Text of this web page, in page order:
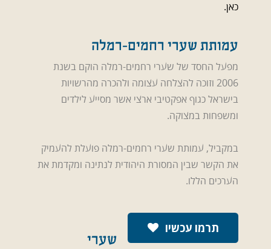
כאן.
עמותת שערי רחמים-רמלה
מפעל החסד של שערי רחמים-רמלה הוקם בשנת
2006 וזוכה להצלחה עצומה ולהכרה מהרשויות
בישראל כגוף אפקטיבי ארצי אשר מסייע לילדים
ומשפחות במצוקה.
במקביל, עמותת שערי רחמים-רמלה פועלת להעמיק
את הקשר שבין המסורת היהודית לנתינה ומקדמת את
הערכים הללו.
תרמו עכשיו
שערי